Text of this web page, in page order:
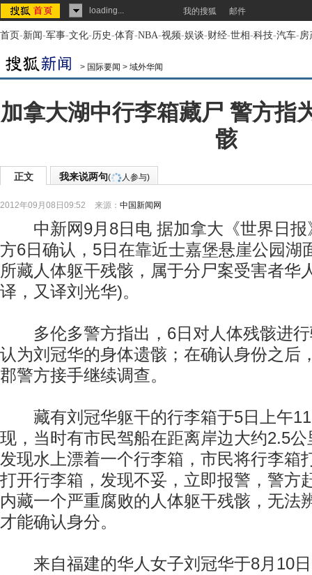
loading... 我的搜狐 邮件
首页-新闻-军事-文化-历史-体育-NBA-视频-娱谈-财经-世相-科技-汽车-房
> 国际要闻 > 域外华闻
加拿大湖中行李箱藏尸 警方指
骸
正文 我来说两句( 人参与)
2012年09月08日09:52 来源： 中国新闻网
中新网9月8日电 据加拿大《世界日报
方6日确认，5日在靠近士嘉堡悬崖公园湖
所藏人体躯干残骸，属于分尸案受害者华
译，又译刘光华)。
多伦多警方指出，6日对人体残骸进行
认为刘冠华的身体遗骸；在确认身份之后
郡警方接手继续调查。
藏有刘冠华躯干的行李箱于5日上午11
现，当时有市民驾船在距离岸边大约2.5
发现水上漂着一个行李箱，市民将行李箱
打开行李箱，发现不妥，立即报警，警方
内藏一个严重腐败的人体躯干残骸，无法
才能确认身分。
来自福建的华人女子刘冠华于8月10日